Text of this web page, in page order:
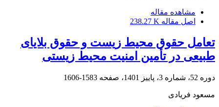
مشاهده مقاله
اصل مقاله 238.27 K
تعامل حقوق محیط زیست و حقوق بلایای
طبیعی در تأمین امنیت محیط زیستی
دوره 52، شماره 3، پاییز 1401، صفحه 1583-1606
مسعود فریادی